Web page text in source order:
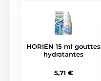
HORIEN 15 ml gouttes
hydratantes
5,71 €